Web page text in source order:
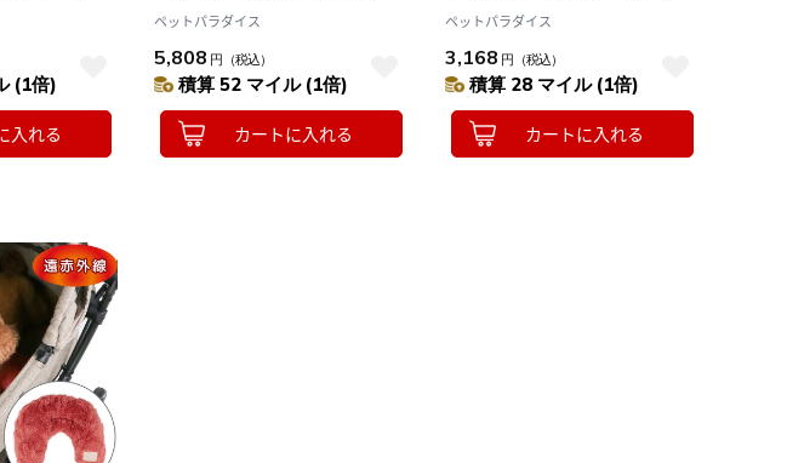
2
3
9
10
16
17
23
24
30 31
洗える 洗濯
カートアク
ッション
(1倍)
入れる
ョン 洗える 洗濯可能 くまちゃん
トクッション 遠赤外線 リバーシ
ブル 遠赤 あったか ペット ベッド
冬
ペットパラダイス
5,808 円 （税込）
積算 52 マイル (1倍)
カートに入れる
ちゃん 織り柄 ボア ピロー カート
あったか ペット ベッド 冬
ペットパラダイス
3,168 円 （税込）
積算 28 マイル (1倍)
カートに入れる